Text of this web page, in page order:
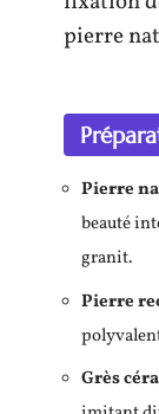
pierre
Pierre
beauté
granit.
Pierre
Grès